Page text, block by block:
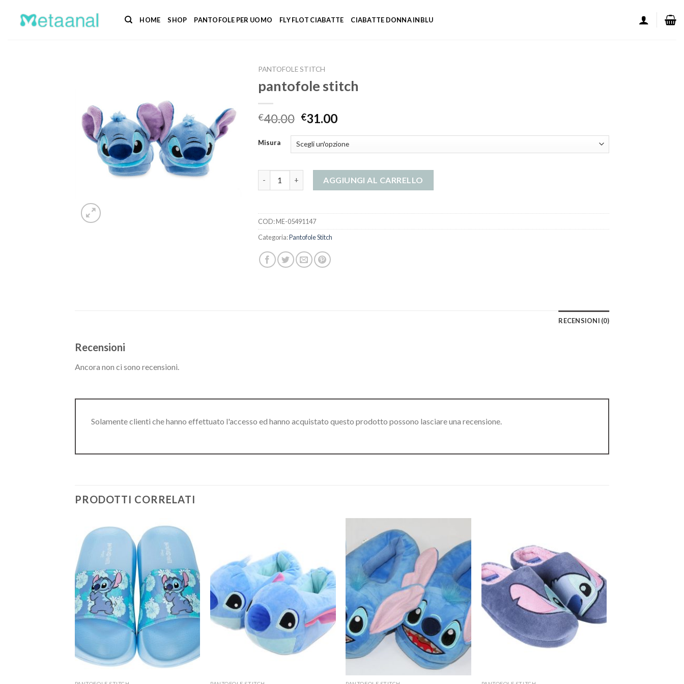
HOME SHOP PANTOFOLE PER UOMO FLY FLOT CIABATTE CIABATTE DONNA INBLU
PANTOFOLE STITCH
pantofole stitch
€40.00 €31.00
Misura
AGGIUNGI AL CARRELLO
COD:ME-05491147
Categoria:Pantofole Stitch
RECENSIONI (0)
Recensioni
Ancora non ci sono recensioni.
Solamente clienti che hanno effettuato l'accesso ed hanno acquistato questo prodotto possono lasciare una recensione.
PRODOTTI CORRELATI